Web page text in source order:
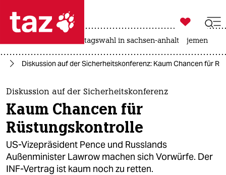
 taz zahl ich
taz zahl ich
themen
politik
öko
gesellschaft

taz zahl ich
landtagswahl in sachsen-anhalt jemen
Diskussion auf der Sicherheitskonferenz: Kaum Chancen für
Diskussion auf der Sicherheitskonferenz
Kaum Chancen für
Rüstungskontrolle
US-Vizepräsident Pence und Russlands
Außenminister Lawrow machen sich Vorwürfe. Der
INF-Vertrag ist kaum noch zu retten.